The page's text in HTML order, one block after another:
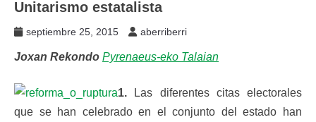
Unitarismo estatalista
septiembre 25, 2015 aberriberri
Joxan Rekondo Pyrenaeus-eko Talaian
1. Las diferentes citas electorales
que se han celebrado en el conjunto del estado han